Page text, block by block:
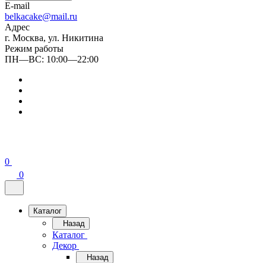
E-mail
belkacake@mail.ru
Адрес
г. Москва, ул. Никитина
Режим работы
ПН—ВС: 10:00—22:00
0
0
Каталог
Назад
Каталог
Декор
Назад